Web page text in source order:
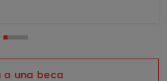
a una beca